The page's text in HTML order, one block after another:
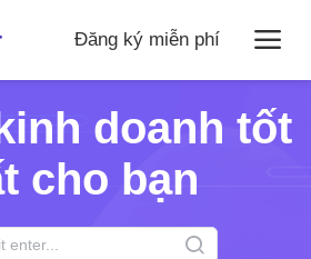
Đăng ký miễn phí
doanh tốt
cho bạn